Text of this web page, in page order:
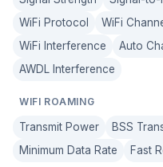
WiFi Protocol
WiFi
WiFi Interference
Auto
AWDL Interference
WIFI ROAMING
Transmit Power BSS
Minimum Data Rate
Fast